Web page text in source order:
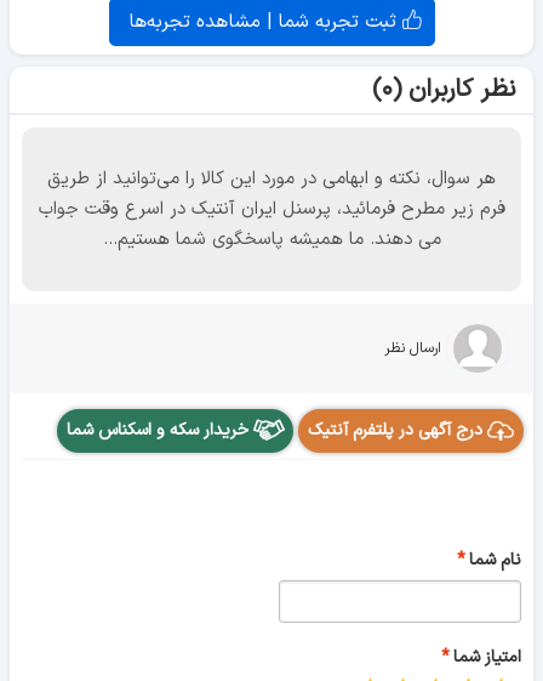
ثبت تجربه شما | مشاهده تجربه‌ها
نظر کاربران (۰)
هر سوال، نکته و ابهامی در مورد این کالا را می‌توانید از طریق
فرم زیر مطرح فرمائید، پرسنل ایران آنتیک در اسرع وقت جواب
می دهند. ما همیشه پاسخگوی شما هستیم...
ارسال نظر
درج آگهی در پلتفرم آنتیک خریدار سکه و اسکناس شما
نام شما
امتیاز شما